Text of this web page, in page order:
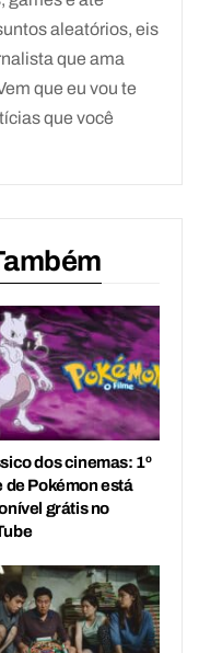
aleatórios, eis
que ama
que eu vou te
que você
dos cinemas: 1º
de Pokémon está
grátis no